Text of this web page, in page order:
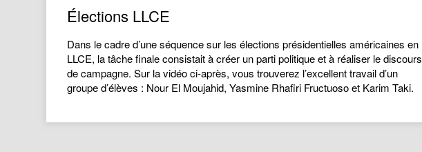
Élections LLCE
Dans le cadre d’une séquence sur les élections présidentielles américaines en
LLCE, la tâche finale consistait à créer un parti politique et à réaliser le discours
de campagne. Sur la vidéo ci-après, vous trouverez l’excellent travail d’un
groupe d’élèves : Nour El Moujahid, Yasmine Rhafiri Fructuoso et Karim Taki.